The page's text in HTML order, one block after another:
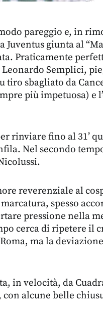
pareggio e, in
Juventus giunta al
Praticamente
Semplici,
tiro sbagliato da
più impetuosa) e
rinviare fino al 31’
Nel secondo
reverenziale al
spesso
pressione nella
cerca di ripetere il
ma la
in velocità, da
alcune belle